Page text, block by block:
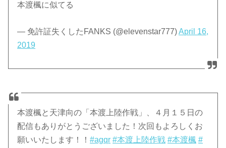
本渡楓に似てる
— 免許証失くしたFANKS (@elevenstar777)April 16,
2019
本渡楓と天津向の「本渡上陸作戦」、４月１５日の
配信もありがとうございました！次回もよろしくお
願いいたします！！#agqr #本渡上陸作戦 #本渡楓 #